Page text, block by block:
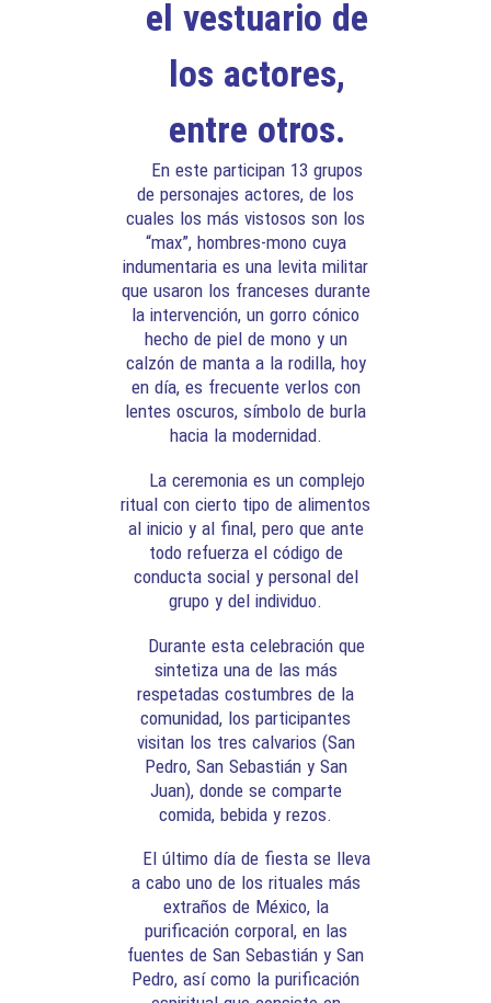
el vestuario de
los actores,
entre otros.
En este participan 13 grupos
de personajes actores, de los
cuales los más vistosos son los
“max”, hombres-mono cuya
indumentaria es una levita militar
que usaron los franceses durante
la intervención, un gorro cónico
hecho de piel de mono y un
calzón de manta a la rodilla, hoy
en día, es frecuente verlos con
lentes oscuros, símbolo de burla
hacia la modernidad.
La ceremonia es un complejo
ritual con cierto tipo de alimentos
al inicio y al final, pero que ante
todo refuerza el código de
conducta social y personal del
grupo y del individuo.
Durante esta celebración que
sintetiza una de las más
respetadas costumbres de la
comunidad, los participantes
visitan los tres calvarios (San
Pedro, San Sebastián y San
Juan), donde se comparte
comida, bebida y rezos.
El último día de fiesta se lleva
a cabo uno de los rituales más
extraños de México, la
purificación corporal, en las
fuentes de San Sebastián y San
Pedro, así como la purificación